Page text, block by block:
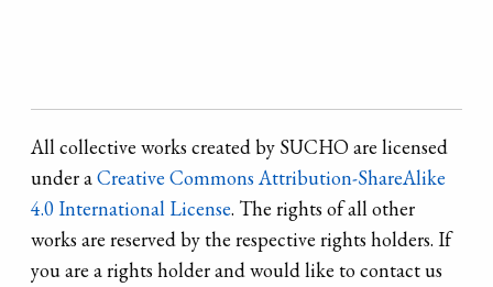
All collective works created by SUCHO are licensed
under aCreative Commons Attribution-ShareAlike
4.0 International License. The rights of all other
works are reserved by the respective rights holders. If
you are a rights holder and would like to contact us